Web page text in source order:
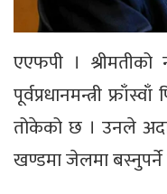
एएफपी ।
पूर्वप्रधानमन्त्री
तोकेको छ । उनले
खण्डमा जेलमा